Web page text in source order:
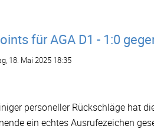
für AGA D1 - 1:0
18. Mai 2025 18:35
personeller Rückschläge hat
ein echtes Ausrufezeichen